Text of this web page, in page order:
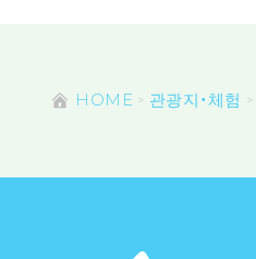
HOME 관광지・체험